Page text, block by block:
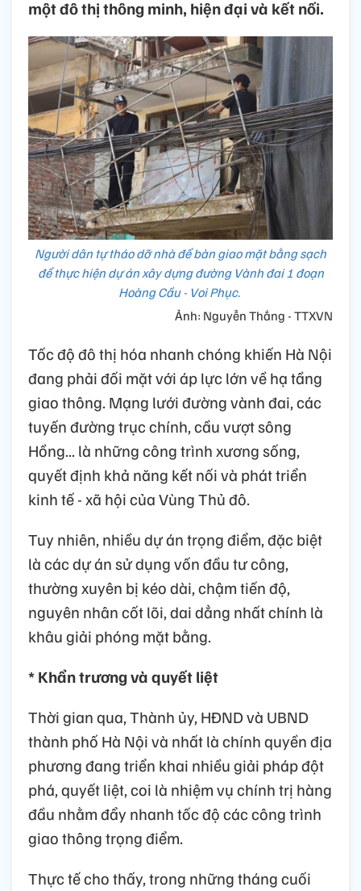
một đô thị thông minh, hiện đại và kết nối.
Người dân tự tháo dỡ nhà để bàn giao mặt bằng sạch
để thực hiện dự án xây dựng đường Vành đai 1 đoạn
Hoàng Cầu - Voi Phục.
Ảnh: Nguyễn Thắng - TTXVN
Tốc độ đô thị hóa nhanh chóng khiến Hà Nội
đang phải đối mặt với áp lực lớn về hạ tầng
giao thông. Mạng lưới đường vành đai, các
tuyến đường trục chính, cầu vượt sông
Hồng... là những công trình xương sống,
quyết định khả năng kết nối và phát triển
kinh tế - xã hội của Vùng Thủ đô.
Tuy nhiên, nhiều dự án trọng điểm, đặc biệt
là các dự án sử dụng vốn đầu tư công,
thường xuyên bị kéo dài, chậm tiến độ,
nguyên nhân cốt lõi, dai dẳng nhất chính là
khâu giải phóng mặt bằng.
* Khẩn trương và quyết liệt
Thời gian qua, Thành ủy, HĐND và UBND
thành phố Hà Nội và nhất là chính quyền địa
phương đang triển khai nhiều giải pháp đột
phá, quyết liệt, coi là nhiệm vụ chính trị hàng
đầu nhằm đẩy nhanh tốc độ các công trình
giao thông trọng điểm.
Thực tế cho thấy, trong những tháng cuối